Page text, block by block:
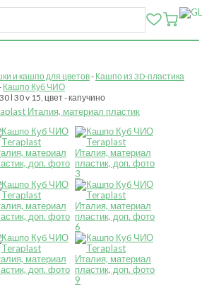
и кашпо для цветов Кашпо из 3D-пластика
Кашпо Куб ЧИО
l 30 v 15, цвет - капучино